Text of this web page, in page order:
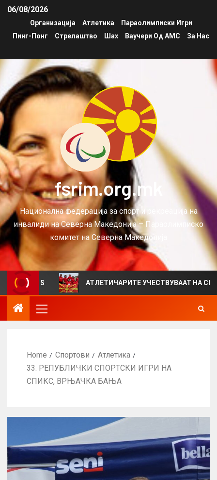
06/08/2026
Организација Атлетика
Параолимписки Игри
Пинг-Понг
Стрелаштво Шах Ваучери Од АМС За Нас
fsrim.org.mk
Национална федерација за спорт и рекреација на
инвалиди на Северна Македонија – Параолимписко
комитет на Северна Македонија
АТЛЕТИЧАРИТЕ УЧЕСТВУВААТ НА СРБИЈА
Home Спортови
Атлетика
33. РЕПУБЛИЧКИ СПОРТСКИ ИГРИ НА
СПИКС, ВРЊАЧКА БАЊА